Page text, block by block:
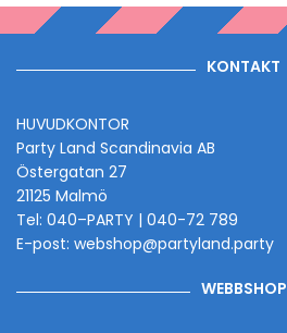
KONTAKT
HUVUDKONTOR
Party Land Scandinavia AB
Östergatan 27
21125 Malmö
Tel: 040–PARTY | 040-72 789
E-post: webshop@partyland.party
WEBBSHOP